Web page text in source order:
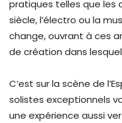
pratiques telles que les
siècle, l’électro ou la
change, ouvrant à ces
de création dans
C’est sur la scène de
solistes exceptionnels
une expérience aussi